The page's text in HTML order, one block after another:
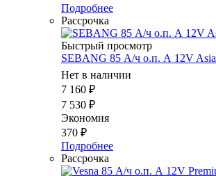
Подробнее
Рассрочка
Быстрый просмотр
SEBANG 85 А/ч о.п. А 12V Asia
Нет в наличии
7 160 ₽
7 530 ₽
Экономия
370 ₽
Подробнее
Рассрочка